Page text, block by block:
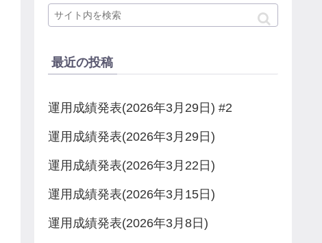
最近の投稿
運用成績発表(2026年3月29日) #2
運用成績発表(2026年3月29日)
運用成績発表(2026年3月22日)
運用成績発表(2026年3月15日)
運用成績発表(2026年3月8日)